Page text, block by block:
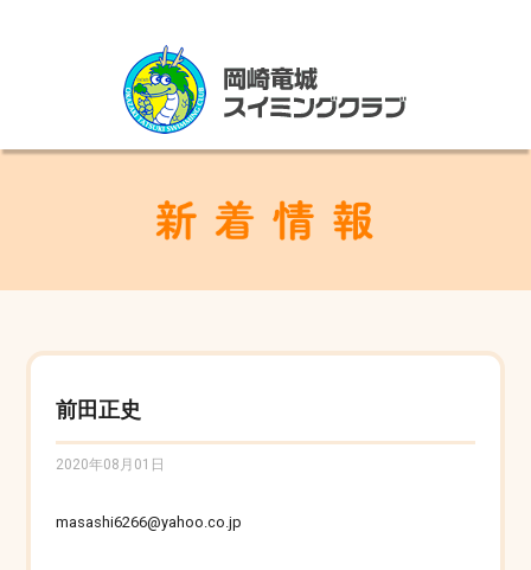
前田正史
2020年08月01日
masashi6266@yahoo.co.jp